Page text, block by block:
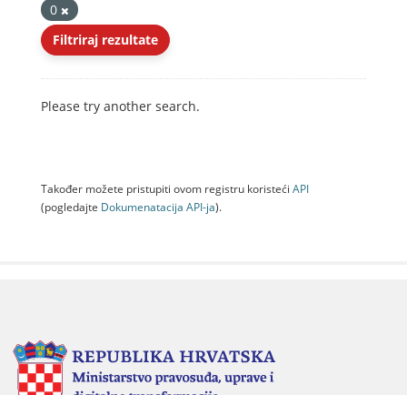
0
Filtriraj rezultate
Please try another search.
Također možete pristupiti ovom registru koristeći API
(pogledajte Dokumenаtаcijа API-jа).